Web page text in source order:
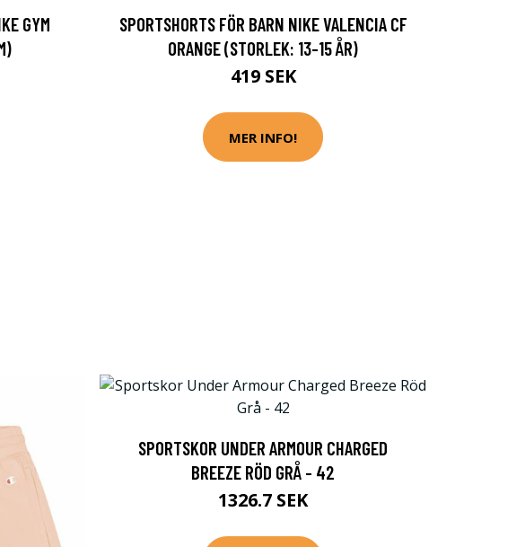
GYM
SPORTSHORTS FÖR BARN NIKE VALENCIA CF
ORANGE (STORLEK: 13-15 ÅR)
419 SEK
MER INFO!
SPORTSKOR UNDER ARMOUR CHARGED
BREEZE RÖD GRÅ - 42
1326.7 SEK